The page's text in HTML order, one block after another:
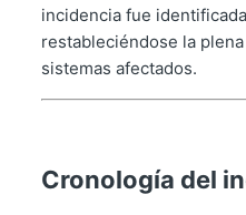
incidencia fue
restableciéndose la
sistemas afectados.
Cronología del